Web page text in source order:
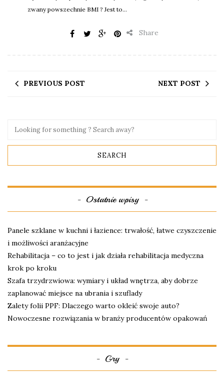
zwany powszechnie BMI ? Jest to...
Share
PREVIOUS POST NEXT POST
Ostatnie wpisy
Panele szklane w kuchni i łazience: trwałość, łatwe czyszczenie
i możliwości aranżacyjne
Rehabilitacja – co to jest i jak działa rehabilitacja medyczna
krok po kroku
Szafa trzydrzwiowa: wymiary i układ wnętrza, aby dobrze
zaplanować miejsce na ubrania i szuflady
Zalety folii PPF: Dlaczego warto okleić swoje auto?
Nowoczesne rozwiązania w branży producentów opakowań
Gry